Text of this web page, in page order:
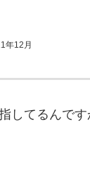
年12月
してるんです